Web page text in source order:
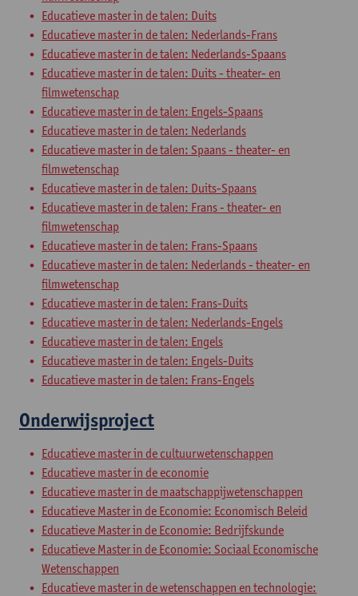
Educatieve master in de talen: Duits
Educatieve master in de talen: Nederlands-Frans
Educatieve master in de talen: Nederlands-Spaans
Educatieve master in de talen: Duits - theater- en
filmwetenschap
Educatieve master in de talen: Engels-Spaans
Educatieve master in de talen: Nederlands
Educatieve master in de talen: Spaans - theater- en
filmwetenschap
Educatieve master in de talen: Duits-Spaans
Educatieve master in de talen: Frans - theater- en
filmwetenschap
Educatieve master in de talen: Frans-Spaans
Educatieve master in de talen: Nederlands - theater- en
filmwetenschap
Educatieve master in de talen: Frans-Duits
Educatieve master in de talen: Nederlands-Engels
Educatieve master in de talen: Engels
Educatieve master in de talen: Engels-Duits
Educatieve master in de talen: Frans-Engels
Onderwijsproject
Educatieve master in de cultuurwetenschappen
Educatieve master in de economie
Educatieve master in de maatschappijwetenschappen
Educatieve Master in de Economie: Economisch Beleid
Educatieve Master in de Economie: Bedrijfskunde
Educatieve Master in de Economie: Sociaal Economische
Wetenschappen
Educatieve master in de wetenschappen en technologie: